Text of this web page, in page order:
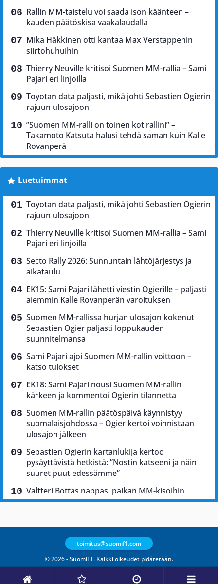
Rallin MM-taistelu voi saada ison käänteen –
kauden päätöskisa vaakalaudalla
Mika Häkkinen otti kantaa Max Verstappenin
siirtohuhuihin
Thierry Neuville kritisoi Suomen MM-rallia – Sami
Pajari eri linjoilla
Toyotan data paljasti, mikä johti Sebastien Ogierin
rajuun ulosajoon
”Suomen MM-ralli on toinen kotirallini” –
Takamoto Katsuta halusi tehdä saman kuin Kalle
Rovanperä
Luetuimmat
Toyotan data paljasti, mikä johti Sebastien Ogierin
rajuun ulosajoon
Thierry Neuville kritisoi Suomen MM-rallia – Sami
Pajari eri linjoilla
Secto Rally 2026: Sunnuntain lähtöjärjestys ja
aikataulu
EK15: Sami Pajari lähetti viestin Ogierille – paljasti
aiemmin Kalle Rovanperän varoituksen
Suomen MM-rallissa hurjan ulosajon kokenut
Sebastien Ogier paljasti loppukauden
suunnitelmansa
Sami Pajari ajoi Suomen MM-rallin voittoon –
katso tulokset
EK18: Sami Pajari nousi Suomen MM-rallin
kärkeen ja kommentoi Ogierin tilannetta
Suomen MM-rallin päätöspäivä käynnistyy
suomalaisjohdossa – Ogier kertoi voinnistaan
ulosajon jälkeen
Sebastien Ogierin kartanlukija kertoo
pysäyttävistä hetkistä: ”Nostin katseeni ja näin
suuret puut edessämme”
Valtteri Bottas nappasi paikan MM-kisoihin
© 2026 - SuomiF1. Kaikki oikeudet pidätetään.
toimitus@suomif1.com